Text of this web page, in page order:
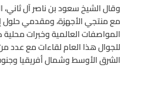
مع منتجي الأجهزة، ومقدمي حلول
المواصفات العالمية وخبرات
الشرق الأوسط وشمال أفريقيا